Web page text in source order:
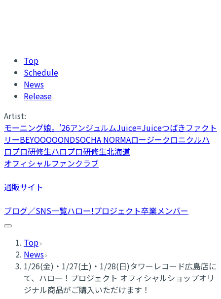
Top
Schedule
News
Release
Artist:
モーニング娘。'26アンジュルムJuice=Juiceつばきファクト
リーBEYOOOOONDSOCHA NORMAロージークロニクルハ
ロプロ研修生ハロプロ研修生北海道
オフィシャルファンクラブ
通販サイト
ブログ／SNS一覧ハロー!プロジェクト卒業メンバー
Top
News
1/26(金)・1/27(土)・1/28(日)タワーレコード広島店に
て、ハロー！プロジェクト オフィシャルショップオリ
ジナル商品がご購入いただけます！